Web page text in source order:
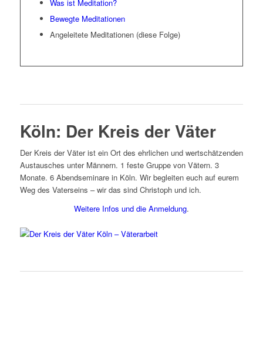
Was ist Meditation?
Bewegte Meditationen
Angeleitete Meditationen (diese Folge)
Köln: Der Kreis der Väter
Der Kreis der Väter ist ein Ort des ehrlichen und wertschätzenden
Austausches unter Männern. 1 feste Gruppe von Vätern. 3
Monate. 6 Abendseminare in Köln. Wir begleiten euch auf eurem
Weg des Vaterseins – wir das sind Christoph und ich.
Weitere Infos und die Anmeldung.